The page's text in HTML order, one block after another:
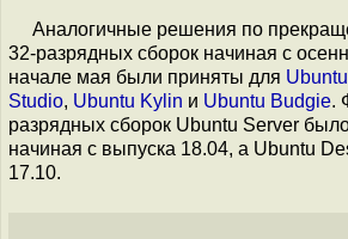
Аналогичные решения по
32-разрядных сборок начиная с
начале мая были приняты для
Studio, Ubuntu Kylin и Ubuntu Budgie.
разрядных сборок Ubuntu Server
начиная с выпуска 18.04, а Ubuntu
17.10.